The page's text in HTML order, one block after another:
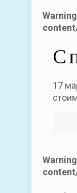
Warning
17
Warning